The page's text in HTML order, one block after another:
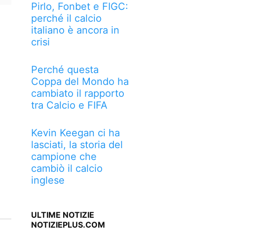
Pirlo, Fonbet e FIGC:
perché il calcio
italiano è ancora in
crisi
Perché questa
Coppa del Mondo ha
cambiato il rapporto
tra Calcio e FIFA
Kevin Keegan ci ha
lasciati, la storia del
campione che
cambiò il calcio
inglese
ULTIME NOTIZIE
NOTIZIEPLUS.COM